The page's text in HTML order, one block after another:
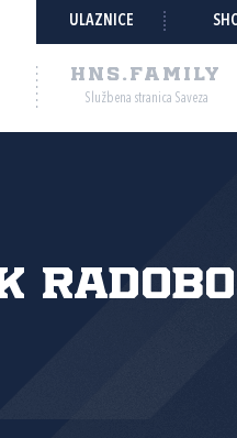
ULAZNICE
HNS.FAMILY
Službena stranica Saveza